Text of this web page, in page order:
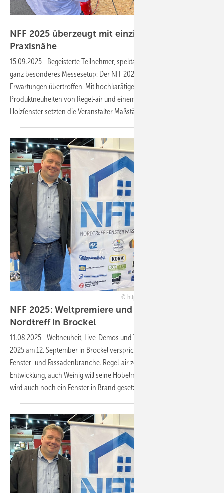
NFF 2025 überzeugt mit einzigartiger
Praxisnähe
15.09.2025 - Begeisterte Teilnehmer, spektakuläre Live-Demos und ein
ganz besonderes Messesetup: Der NFF 2025 in Brockel hat alle
Erwartungen übertroffen. Mit hochkarätigen Fachvorträgen,
Produktneuheiten von Regel-air und einem Brandversuch an einem
Holzfenster setzten die Veranstalter Maßstäbe.
https://nordtreff-fenster-fassade.de/
NFF 2025: Weltpremiere und Top-Aussteller bei
Nordtreff in Brockel
11.08.2025 -Weltneuheit, Live-Demos und Top-Aussteller: Der NFF
2025 am 12. September in Brockel verspricht neue Highlights für die
Fenster- und Fassadenbranche. Regel-air zeigt erstmals seine neueste
Entwicklung, auch Weinig will seine Hobelmaschine vorführen. Dann
wird auch noch ein Fenster in Brand gesetzt…